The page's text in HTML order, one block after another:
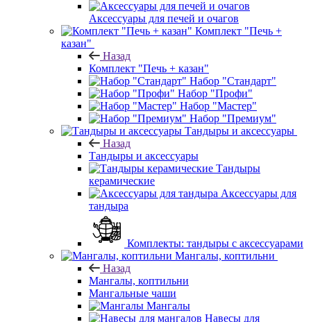
Аксессуары для печей и очагов
Комплект "Печь +
казан"
Назад
Комплект "Печь + казан"
Набор "Стандарт"
Набор "Профи"
Набор "Мастер"
Набор "Премиум"
Тандыры и аксессуары
Назад
Тандыры и аксессуары
Тандыры
керамические
Аксессуары для
тандыра
Комплекты: тандыры с аксессуарами
Мангалы, коптильни
Назад
Мангалы, коптильни
Мангальные чаши
Мангалы
Навесы для